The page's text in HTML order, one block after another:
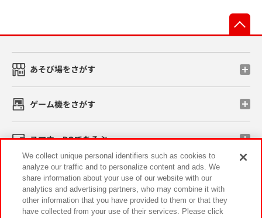
あそび場をさがす
ゲーム機をさがす
スマホ・PCであそぶ
イベント・キャンペーン
We collect unique personal identifiers such as cookies to
analyze our traffic and to personalize content and ads. We
share information about your use of our website with our
analytics and advertising partners, who may combine it with
other information that you have provided to them or that they
have collected from your use of their services. Please click